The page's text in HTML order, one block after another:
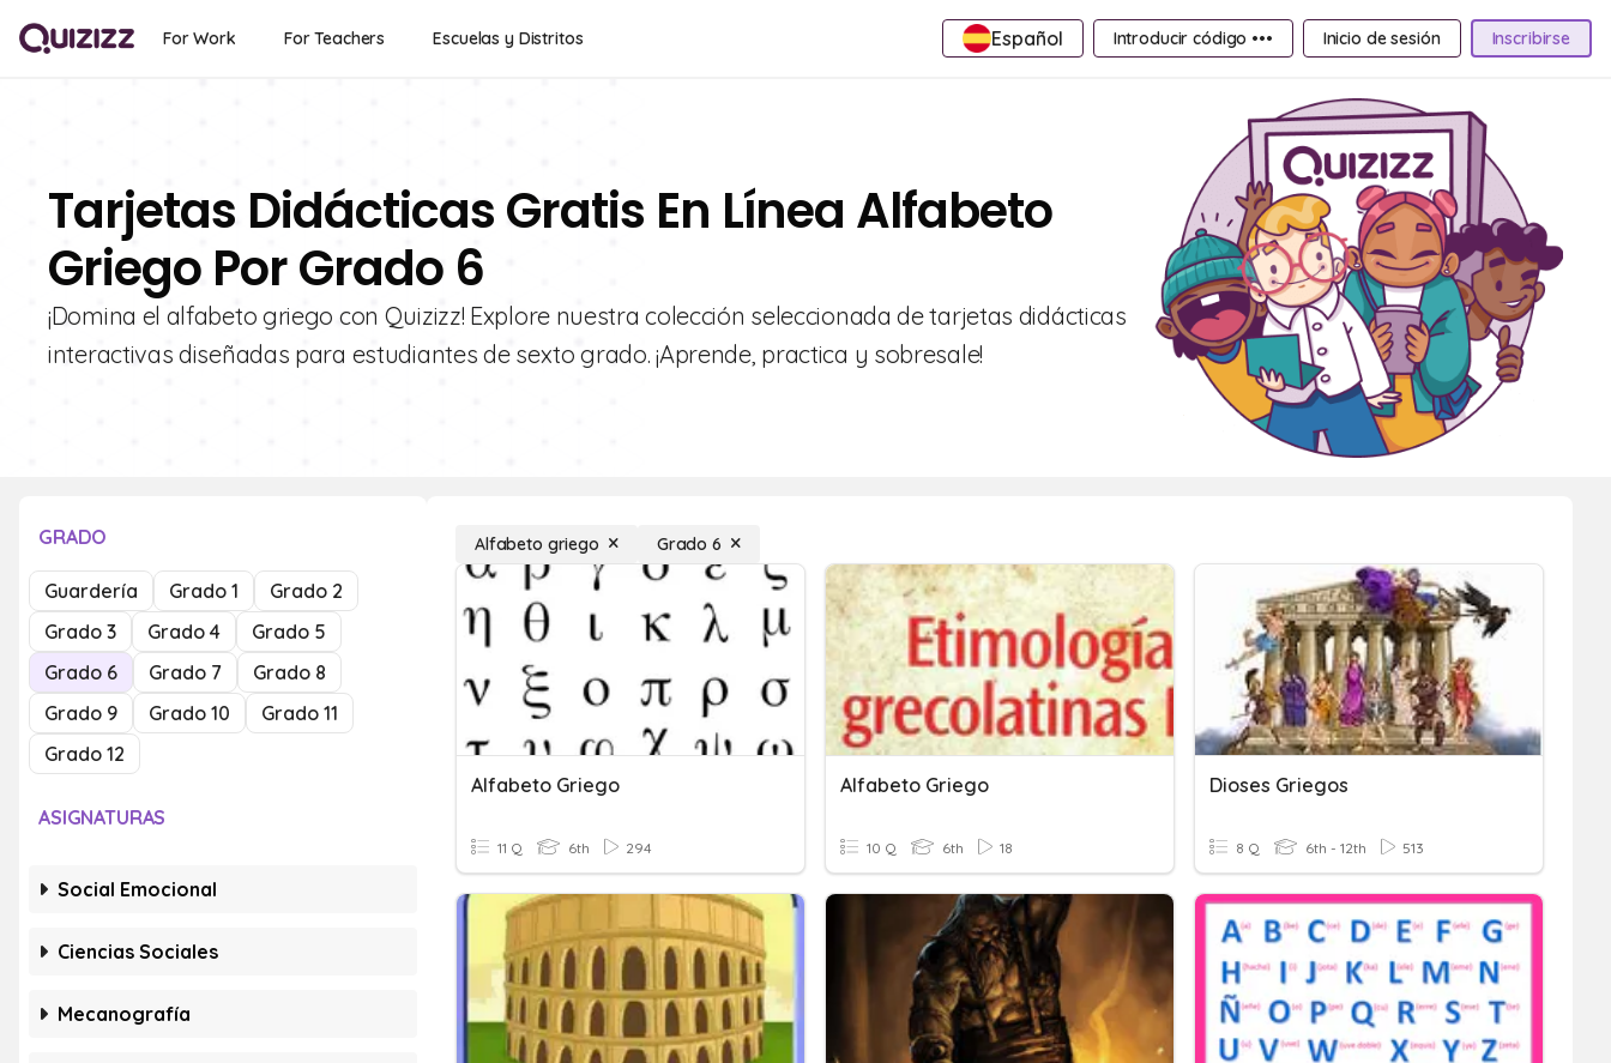
For Work For Teachers Escuelas y Distritos Español Introducir código ••• Inicio de sesión Inscribirse
Tarjetas Didácticas Gratis En Línea Alfabeto
Griego Por Grado 6
¡Domina el alfabeto griego con Quizizz! Explore nuestra colección seleccionada de tarjetas didácticas
interactivas diseñadas para estudiantes de sexto grado. ¡Aprende, practica y sobresale!
GRADO
Guardería Grado 1
Grado 2
Grado 3
Grado 4
Grado 5
Grado 6
Grado 7
Grado 8
Grado 9
Grado 10
Grado 11
Grado 12
ASIGNATURAS
Social Emocional
Ciencias Sociales
Mecanografía
Alfabeto griego Grado 6
Alfabeto Griego
11 Q 6th 294
Alfabeto Griego
10 Q 6th 18
Dioses Griegos
8 Q 6th - 12th 513